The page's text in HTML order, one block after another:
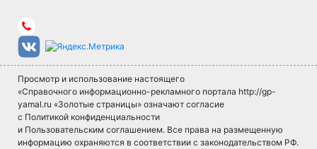
Просмотр и использование настоящего
«Справочного информационно-рекламного портала http://gp-
yamal.ru «Золотые страницы» означают согласие
с Политикой конфиденциальности
и Пользовательским соглашением. Все права на размещенную
информацию охраняются в соответствии с законодательством РФ.